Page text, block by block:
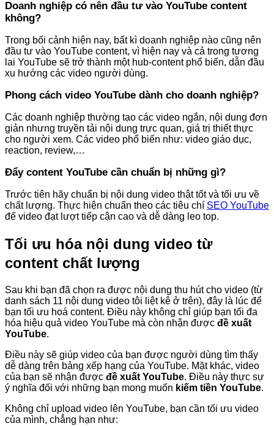
Doanh nghiệp có nên đầu tư vào YouTube content
không?
Trong bối cảnh hiện nay, bất kì doanh nghiệp nào cũng nên
đầu tư vào YouTube content, vì hiện nay và cả trong tương
lai YouTube sẽ trở thành một hub-content phổ biến, dẫn đầu
xu hướng các video người dùng.
Phong cách video YouTube dành cho doanh nghiệp?
Các doanh nghiệp thường tạo các video ngắn, nội dung đơn
giản nhưng truyền tải nội dung trực quan, giá trị thiết thực
cho người xem. Các video phổ biến như: video giáo dục,
reaction, review,…
Đẩy content YouTube cần chuẩn bị những gì?
Trước tiên hãy chuẩn bị nội dung video thật tốt và tối ưu về
chất lượng. Thực hiện chuẩn theo các tiêu chí SEO YouTube
để video đạt lượt tiếp cận cao và dễ dàng leo top.
Tối ưu hóa nội dung video từ
content chất lượng
Sau khi bạn đã chọn ra được nội dung thu hút cho video (từ
danh sách 11 nội dung video tôi liệt kê ở trên), đây là lúc để
bạn tối ưu hoá content. Điều này không chỉ giúp bạn tối đa
hóa hiệu quả video YouTube mà còn nhận được đề xuất
YouTube.
Điều này sẽ giúp video của bạn được người dùng tìm thấy
dễ dàng trên bảng xếp hạng của YouTube. Mặt khác, video
của bạn sẽ nhận được đề xuất YouTube. Điều này thực sự
ý nghĩa đối với những bạn mong muốn kiếm tiền YouTube.
Không chỉ upload video lên YouTube, bạn cần tối ưu video
của mình, chẳng hạn như: